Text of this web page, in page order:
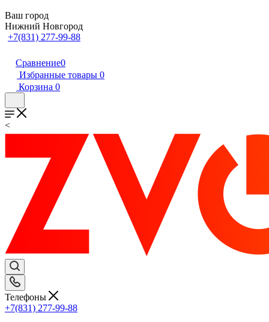
Ваш город
Нижний Новгород
+7(831) 277-99-88
Сравнение0
Избранные товары 0
Корзина 0
<
Телефоны
+7(831) 277-99-88